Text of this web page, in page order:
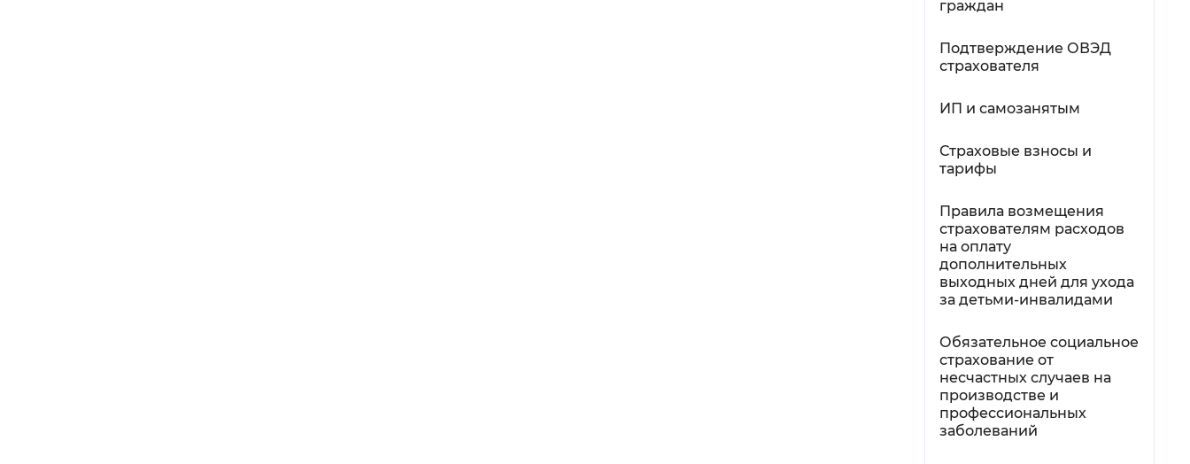
граждан
Подтверждение ОВЭД
страхователя
ИП и самозанятым
Страховые взносы и
тарифы
Правила возмещения
страхователям расходов
на оплату
дополнительных
выходных дней для ухода
за детьми-инвалидами
Обязательное социальное
страхование от
несчастных случаев на
производстве и
профессиональных
заболеваний